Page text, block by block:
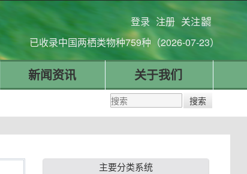
登录 注册 关注
已收录中国两栖类物种759种（2026-07-23）
新闻资讯 关于我们
主要分类系统